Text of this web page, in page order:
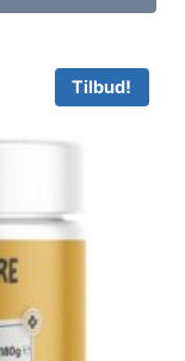
Tilbud!